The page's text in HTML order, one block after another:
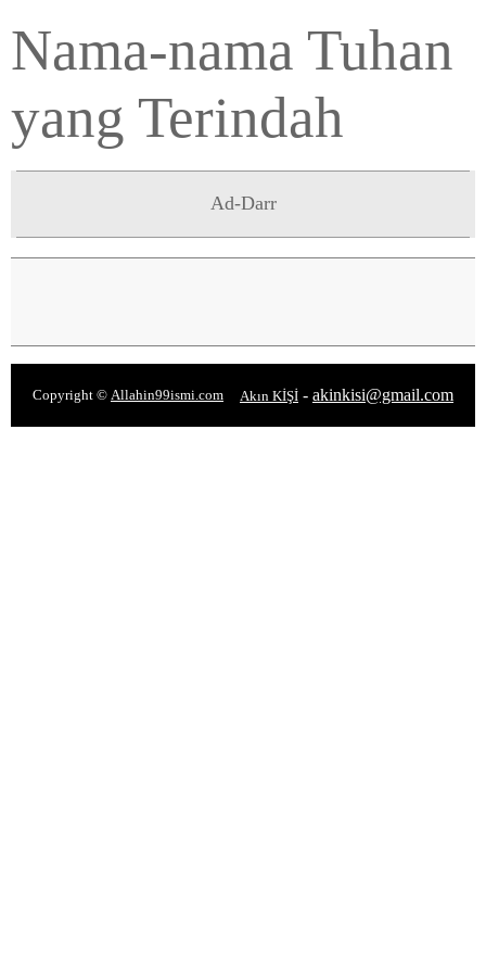
Nama-nama Tuhan
yang Terindah
Ad-Darr
Copyright © Allahin99ismi.com Akın KİŞİ - akinkisi@gmail.com